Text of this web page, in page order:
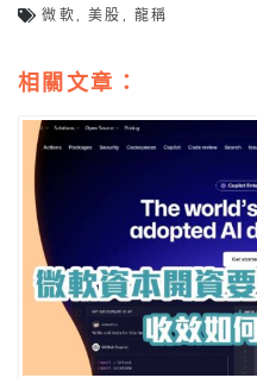
微軟,美股 , 龍稱
相關文章：